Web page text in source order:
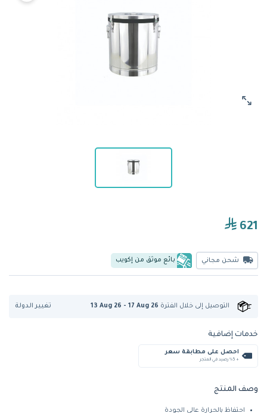
621
شحن مجاني بائع موثق من إكويب
التوصيل إلى خلال الفترة 13 Aug 26 - 17 Aug 26 تغيير الدولة
خدمات إضافية
احصل على مطابقة سعر
+ %5 رصيد في المتجر
وصف المنتج
احتفاظ بالحرارة عالي الجودة